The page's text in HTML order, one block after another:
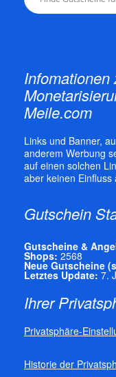
Infomationen
Meile.com
Links und Banner,
anderem Werbung
auf einen solchen
aber keinen
Gutschein
Gutscheine &
Shops: 2568
Neue Gutscheine
Letztes Update: 7.
Ihrer
Privatsphäre-
Historie der